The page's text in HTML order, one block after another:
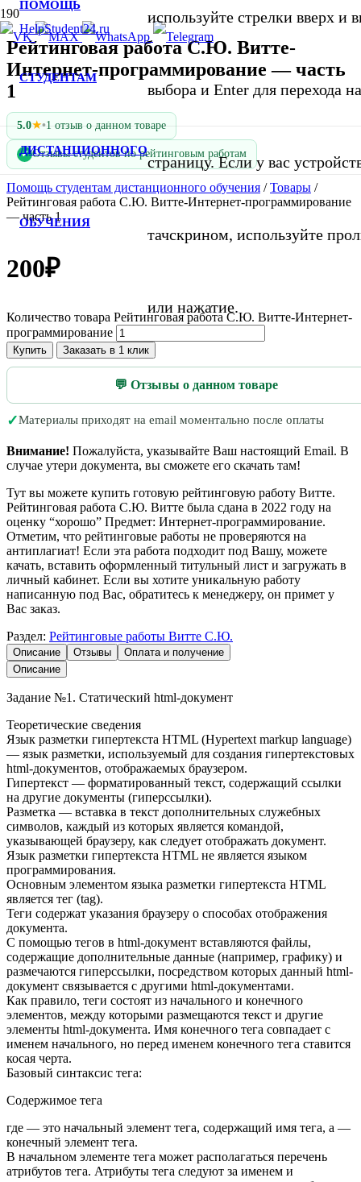
ПОМОЩЬ
СТУДЕНТАМ
ДИСТАНЦИОННОГО
ОБУЧЕНИЯ
используйте стрелки вверх и
выбора и Enter для перехода
страницу. Если у вас
тачскрином, используйте
или нажатие.
Рейтинговая работа С.Ю. Витте-
Интернет-программирование — часть
1
5.0★•1 отзыв о данном товаре
✓ Отзывы студентов по рейтинговым работам
Помощь студентам дистанционного обучения /Товары /
Рейтинговая работа С.Ю. Витте-Интернет-программирование
— часть 1
200₽
Количество товара Рейтинговая работа С.Ю. Витте-Интернет-
программирование
Купить Заказать в 1 клик
💬 Отзывы о данном товаре
✓Материалы приходят на email моментально после оплаты
Внимание! Пожалуйста, указывайте Ваш настоящий Email. В
случае утери документа, вы сможете его скачать там!
Тут вы можете купить готовую рейтинговую работу Витте.
Рейтинговая работа С.Ю. Витте была сдана в 2022 году на
оценку “хорошо” Предмет: Интернет-программирование.
Отметим, что рейтинговые работы не проверяются на
антиплагиат! Если эта работа подходит под Вашу, можете
качать, вставить оформленный титульный лист и загружать в
личный кабинет. Если вы хотите уникальную работу
написанную под Вас, обратитесь к менеджеру, он примет у
Вас заказ.
Раздел: Рейтинговые работы Витте С.Ю.
Описание Отзывы
Оплата и получение
Описание
Задание №1. Статический html-документ
Теоретические сведения
Язык разметки гипертекста HTML (Hypertext markup language)
— язык разметки, используемый для создания гипертекстовых
html-документов, отображаемых браузером.
Гипертекст — форматированный текст, содержащий ссылки
на другие документы (гиперссылки).
Разметка — вставка в текст дополнительных служебных
символов, каждый из которых является командой,
указывающей браузеру, как следует отображать документ.
Язык разметки гипертекста HTML не является языком
программирования.
Основным элементом языка разметки гипертекста HTML
является тег (tag).
Теги содержат указания браузеру о способах отображения
документа.
С помощью тегов в html-документ вставляются файлы,
содержащие дополнительные данные (например, графику) и
размечаются гиперссылки, посредством которых данный html-
документ связывается с другими html-документами.
Как правило, теги состоят из начального и конечного
элементов, между которыми размещаются текст и другие
элементы html-документа. Имя конечного тега совпадает с
именем начального, но перед именем конечного тега ставится
косая черта.
Базовый синтаксис тега:
Содержимое тега
где — это начальный элемент тега, содержащий имя тега, а —
конечный элемент тега.
В начальном элементе тега может располагаться перечень
атрибутов тега. Атрибуты тега следуют за именем и